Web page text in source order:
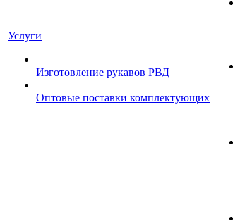
Услуги
Изготовление рукавов РВД
Оптовые поставки комплектующих